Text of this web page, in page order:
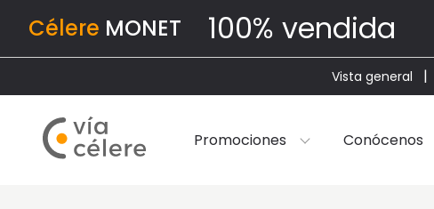
Célere MONET 100% vendida
Vista general
Promociones Conócenos